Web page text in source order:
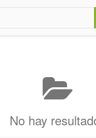
No hay